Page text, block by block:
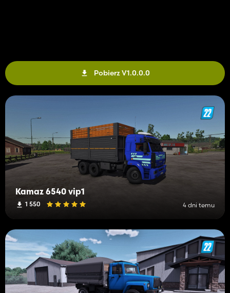
Pobierz V1.0.0.0
Kamaz 6540 vip1
1 550 4 dni temu